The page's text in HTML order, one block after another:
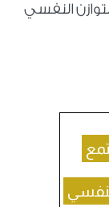
النفسي